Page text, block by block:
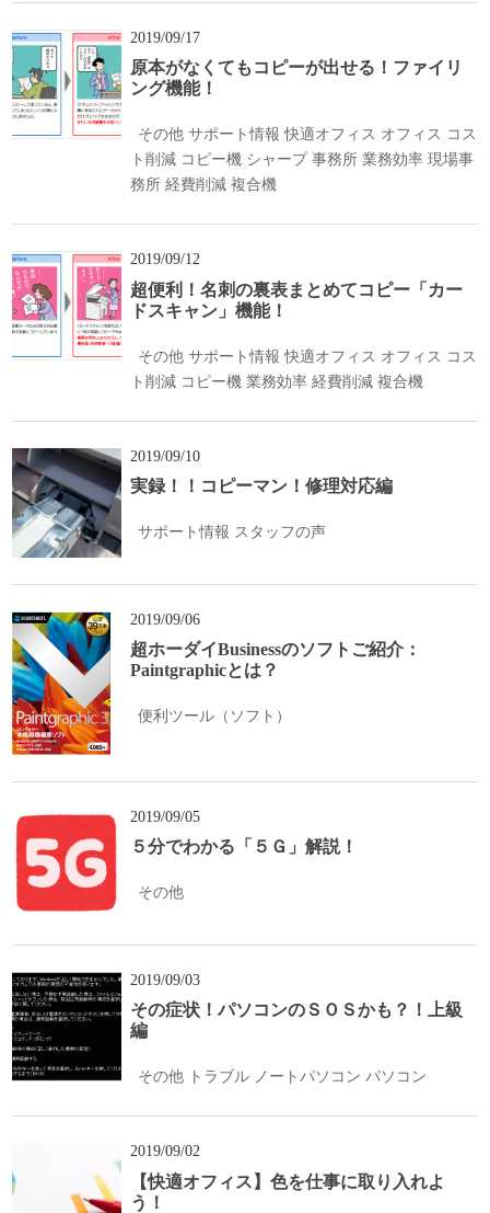
2019/09/17
原本がなくてもコピーが出せる！ファイリ
ング機能！
その他 サポート情報 快適オフィス オフィス コス
ト削減 コピー機 シャープ 事務所 業務効率 現場事
務所 経費削減 複合機
2019/09/12
超便利！名刺の裏表まとめてコピー「カー
ドスキャン」機能！
その他 サポート情報 快適オフィス オフィス コス
ト削減 コピー機 業務効率 経費削減 複合機
2019/09/10
実録！！コピーマン！修理対応編
サポート情報 スタッフの声
2019/09/06
超ホーダイBusinessのソフトご紹介：
Paintgraphicとは？
便利ツール（ソフト）
2019/09/05
５分でわかる「５Ｇ」解説！
その他
2019/09/03
その症状！パソコンのＳＯＳかも？！上級
編
その他 トラブル ノートパソコン パソコン
2019/09/02
【快適オフィス】色を仕事に取り入れよ
う！